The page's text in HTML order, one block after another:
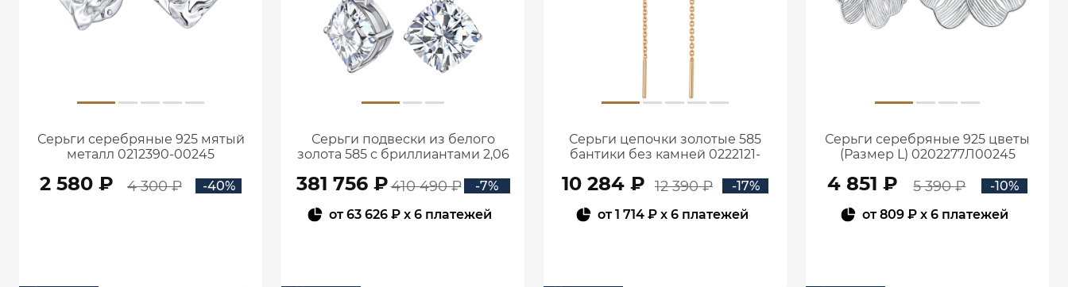
Серьги серебряные 925 мятый
металл 0212390-00245
2 580 ₽ 4 300 ₽ -40%
Серьги подвески из белого
золота 585 с бриллиантами 2,06
381 756 ₽410 490 ₽
-7%
от63 626 ₽ x 6 платежей
Серьги цепочки золотые 585
бантики без камней 0222121-
10 284 ₽ 12 390 ₽
-17%
от1 714 ₽x 6 платежей
Серьги серебряные 925 цветы
(Размер L) 0202277Л00245
4 851 ₽ 5 390 ₽
-10%
от809 ₽x 6 платежей